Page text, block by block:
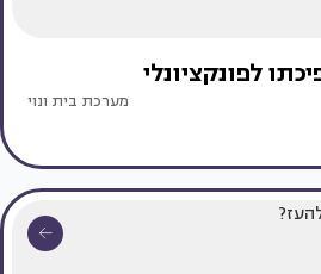
לפונקציונלי
מערכת בית ונוי